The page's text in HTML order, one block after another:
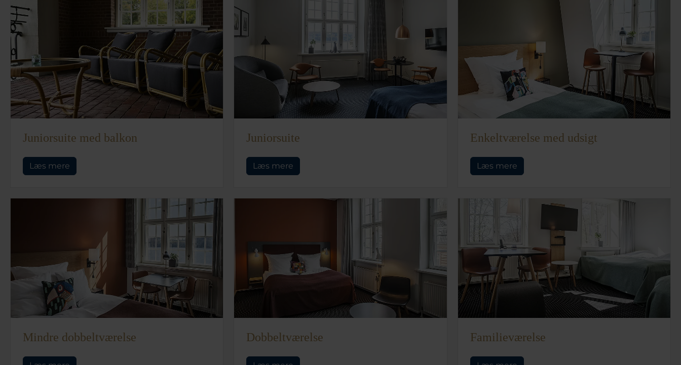
Juniorsuite med balkon
Læs mere
Juniorsuite
Læs mere
Enkeltværelse med udsigt
Læs mere
Mindre dobbeltværelse Dobbeltværelse Familieværelse